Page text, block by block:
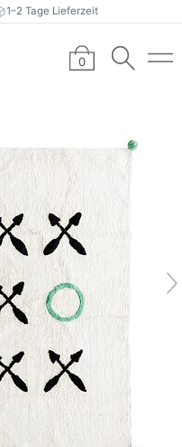
1–2 Tage Lieferzeit
0